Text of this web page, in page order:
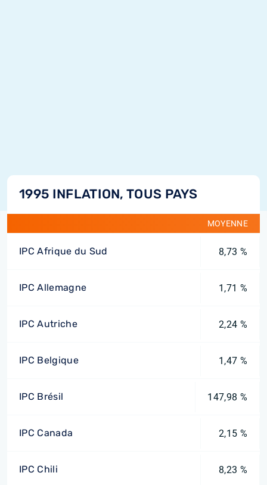
1995 INFLATION, TOUS PAYS
MOYENNE
IPC Afrique du Sud 8,73 %
IPC Allemagne 1,71 %
IPC Autriche 2,24 %
IPC Belgique 1,47 %
IPC Brésil 147,98 %
IPC Canada 2,15 %
IPC Chili 8,23 %